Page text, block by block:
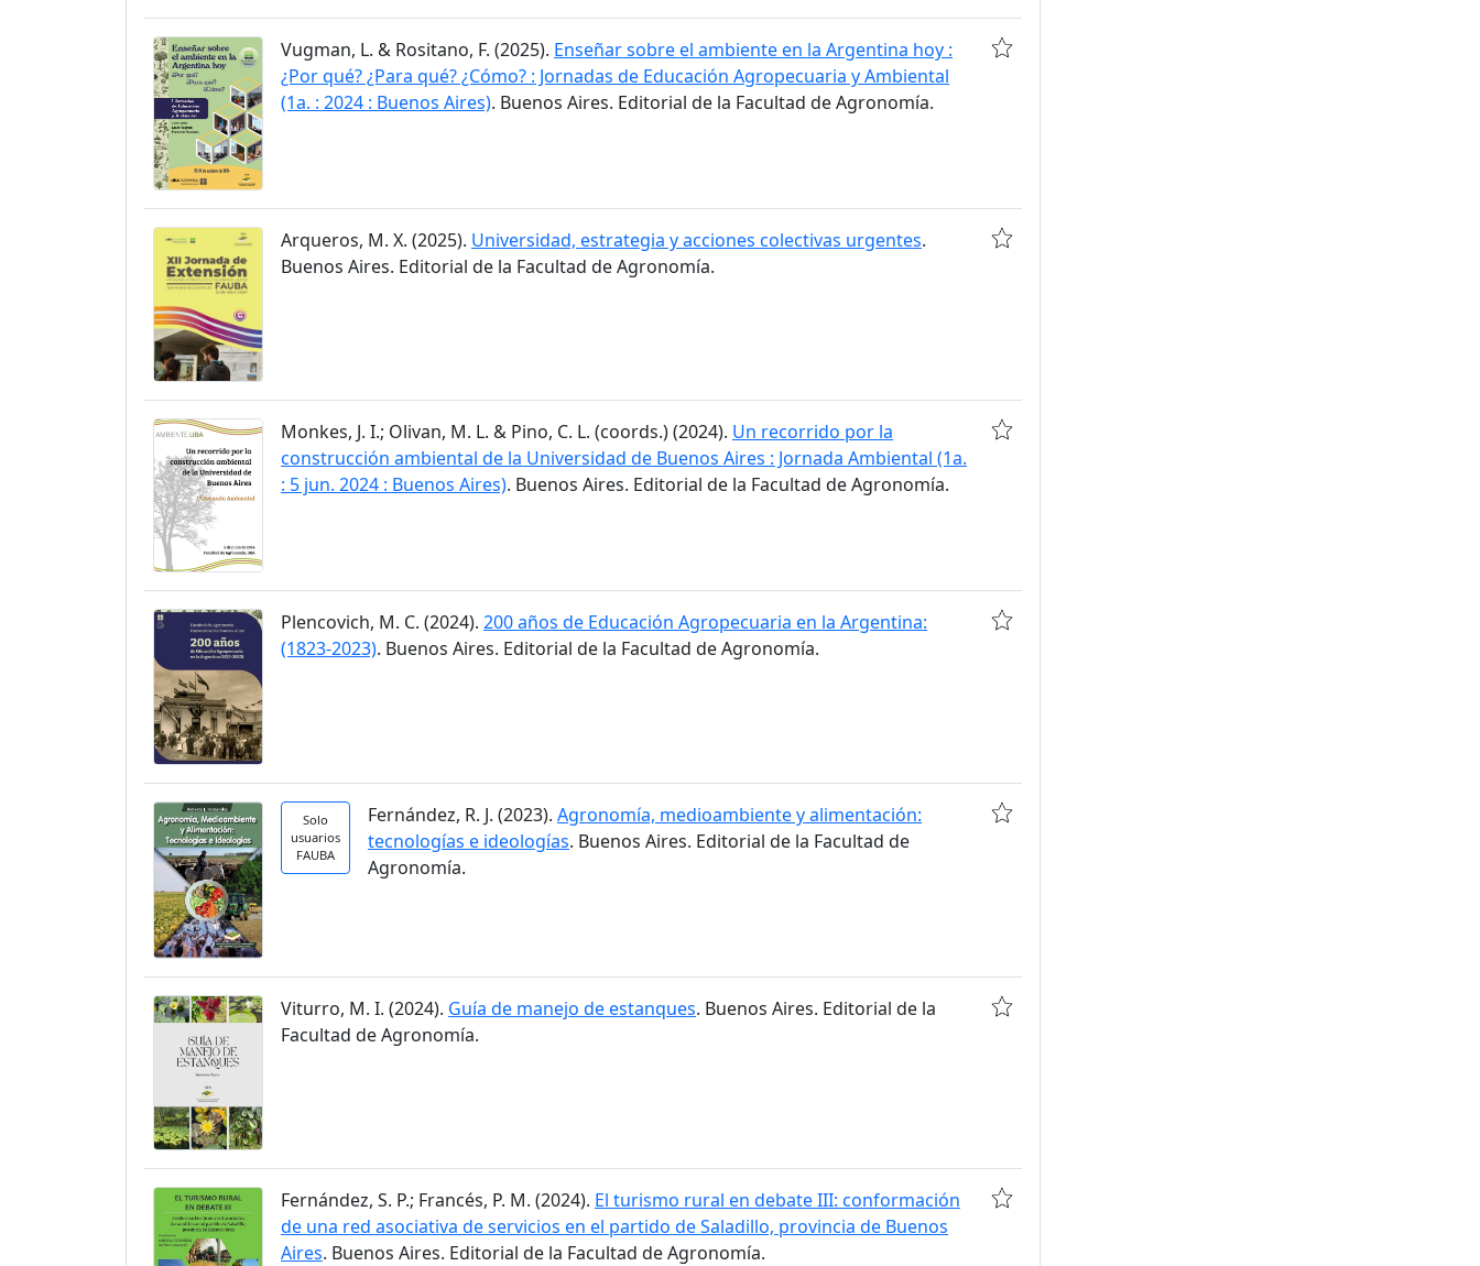
Vugman, L. & Rositano, F. (2025). Enseñar sobre el ambiente en la Argentina hoy :
¿Por qué? ¿Para qué? ¿Cómo? : Jornadas de Educación Agropecuaria y Ambiental
(1a. : 2024 : Buenos Aires). Buenos Aires. Editorial de la Facultad de Agronomía.
Arqueros, M. X. (2025). Universidad, estrategia y acciones colectivas urgentes.
Buenos Aires. Editorial de la Facultad de Agronomía.
Monkes, J. I.; Olivan, M. L. & Pino, C. L. (coords.) (2024). Un recorrido por la
construcción ambiental de la Universidad de Buenos Aires : Jornada Ambiental (1a.
: 5 jun. 2024 : Buenos Aires). Buenos Aires. Editorial de la Facultad de Agronomía.
Plencovich, M. C. (2024). 200 años de Educación Agropecuaria en la Argentina:
(1823-2023). Buenos Aires. Editorial de la Facultad de Agronomía.
Solo
usuarios
FAUBA
Fernández, R. J. (2023). Agronomía, medioambiente y alimentación:
tecnologías e ideologías. Buenos Aires. Editorial de la Facultad de
Agronomía.
Viturro, M. I. (2024). Guía de manejo de estanques. Buenos Aires. Editorial de la
Facultad de Agronomía.
Fernández, S. P.; Francés, P. M. (2024). El turismo rural en debate III: conformación
de una red asociativa de servicios en el partido de Saladillo, provincia de Buenos
Aires. Buenos Aires. Editorial de la Facultad de Agronomía.